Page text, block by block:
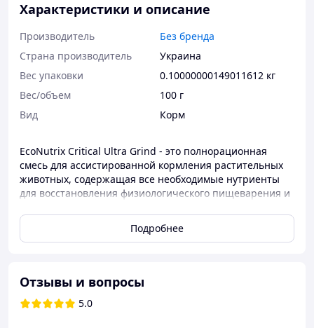
Характеристики и описание
Производитель
Без бренда
Страна производитель
Украина
Вес упаковки
0.10000000149011612 кг
Вес/объем
100 г
Вид
Корм
EcoNutrix Critical Ultra Grind - это полнорационная
смесь для ассистированной кормления растительных
животных, содержащая все необходимые нутриенты
для восстановления физиологического пищеварения и
контролем Вашего ветеринарного специалиста.
Рекомендации по использованию: возможно
смешайте 1 часть EcoNutrix Critical с 3-х частями
теплой воды. Объем воды может быть изменен для
получения оптимальной консистенции при кормлении
Подробнее
Отзывы и вопросы
5.0